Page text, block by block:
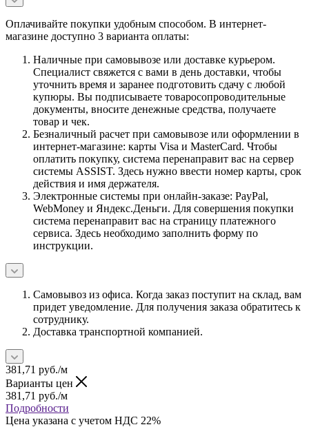
Оплачивайте покупки удобным способом. В интернет-
магазине доступно 3 варианта оплаты:
Наличные при самовывозе или доставке курьером.
Специалист свяжется с вами в день доставки, чтобы
уточнить время и заранее подготовить сдачу с любой
купюры. Вы подписываете товаросопроводительные
документы, вносите денежные средства, получаете
товар и чек.
Безналичный расчет при самовывозе или оформлении в
интернет-магазине: карты Visa и MasterCard. Чтобы
оплатить покупку, система перенаправит вас на сервер
системы ASSIST. Здесь нужно ввести номер карты, срок
действия и имя держателя.
Электронные системы при онлайн-заказе: PayPal,
WebMoney и Яндекс.Деньги. Для совершения покупки
система перенаправит вас на страницу платежного
сервиса. Здесь необходимо заполнить форму по
инструкции.
Самовывоз из офиса. Когда заказ поступит на склад, вам
придет уведомление. Для получения заказа обратитесь к
сотруднику.
Доставка транспортной компанией.
381,71 руб./м
Варианты цен
381,71 руб./м
Подробности
Цена указана с учетом НДС 22%